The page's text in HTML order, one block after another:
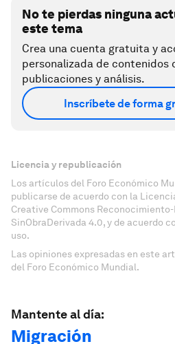
No te pierdas ninguna
este tema
Crea una cuenta gratuita y
personalizada de contenidos
publicaciones y análisis.
Inscríbete de forma
Licencia y republicación
Los artículos del Foro Económico
publicarse de acuerdo con la
Creative Commons
SinObraDerivada 4.0, y de acuerdo
uso.
Las opiniones expresadas en este
del Foro Económico Mundial.
Mantente al día:
Migración